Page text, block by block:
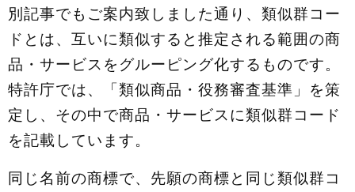
別記事でもご案内致しました通り、類似群コー
ドとは、互いに類似すると推定される範囲の商
品・サービスをグルーピング化するものです。
特許庁では、「類似商品・役務審査基準」を策
定し、その中で商品・サービスに類似群コード
を記載しています。
同じ名前の商標で、先願の商標と同じ類似群コ